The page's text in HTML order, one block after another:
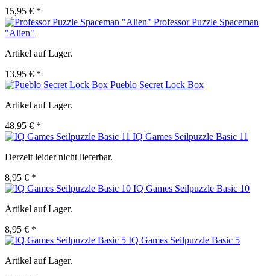
15,95 € *
Professor Puzzle Spaceman
"Alien"
Artikel auf Lager.
13,95 € *
Pueblo Secret Lock Box
Artikel auf Lager.
48,95 € *
IQ Games Seilpuzzle Basic 11
Derzeit leider nicht lieferbar.
8,95 € *
IQ Games Seilpuzzle Basic 10
Artikel auf Lager.
8,95 € *
IQ Games Seilpuzzle Basic 5
Artikel auf Lager.